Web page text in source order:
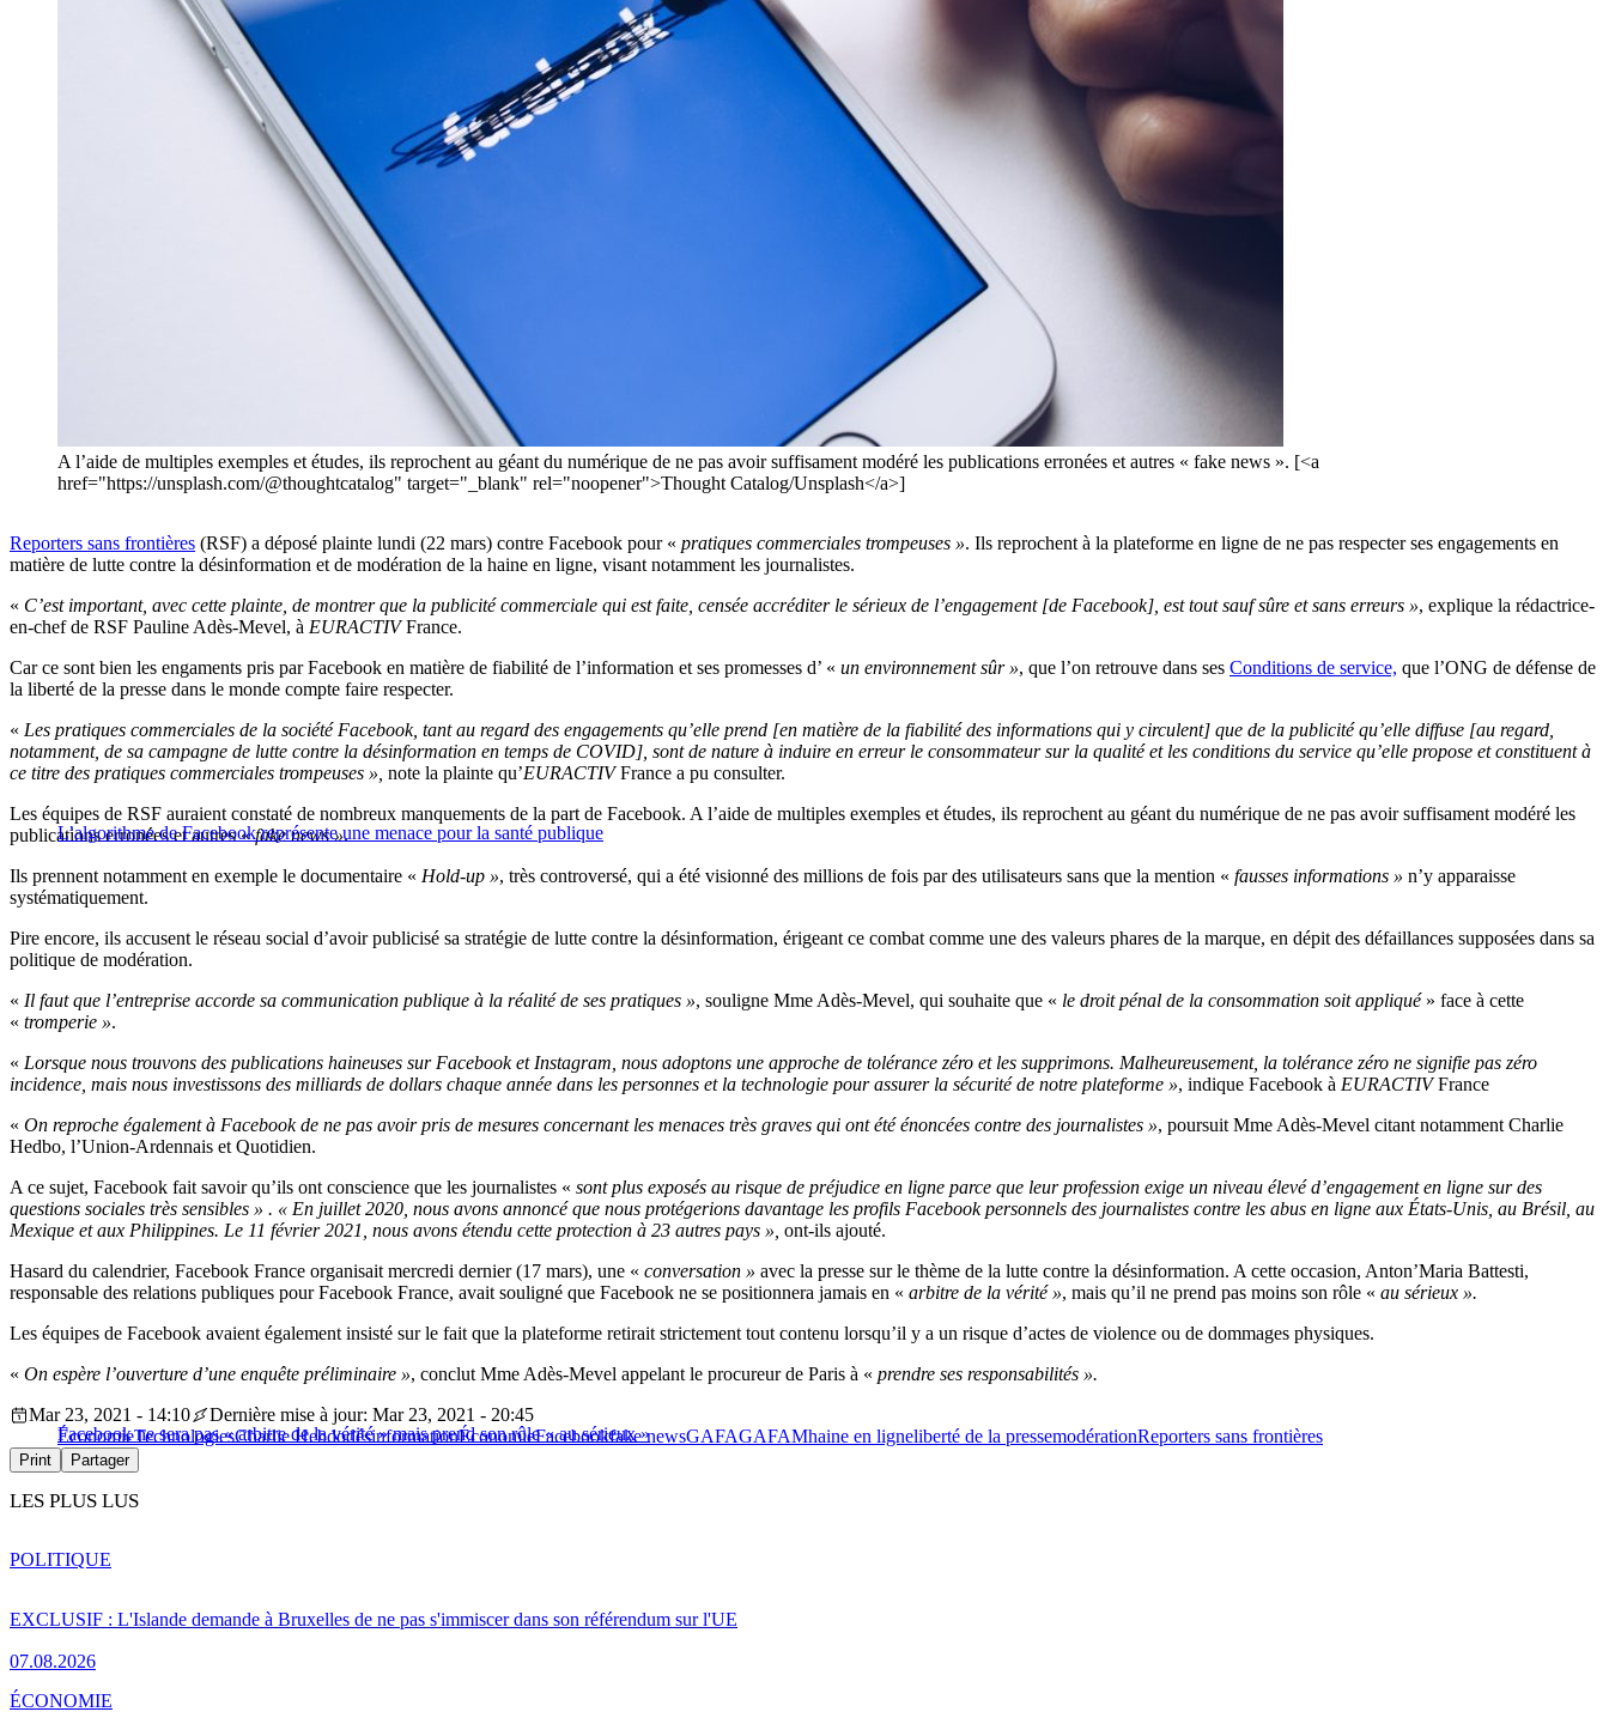
A l’aide de multiples exemples et études, ils reprochent au géant du numérique de ne pas avoir suffisament modéré les publications erronées et autres « fake news ». [<a
href="https://unsplash.com/@thoughtcatalog" target="_blank" rel="noopener">Thought Catalog/Unsplash</a>]
Reporters sans frontières (RSF) a déposé plainte lundi (22 mars) contre Facebook pour « pratiques commerciales trompeuses ». Ils reprochent à la plateforme en ligne de ne pas respecter ses engagements en
matière de lutte contre la désinformation et de modération de la haine en ligne, visant notamment les journalistes.
« C’est important, avec cette plainte, de montrer que la publicité commerciale qui est faite, censée accréditer le sérieux de l’engagement [de Facebook], est tout sauf sûre et sans erreurs », explique la rédactrice-
en-chef de RSF Pauline Adès-Mevel, à EURACTIVFrance.
Car ce sont bien les engaments pris par Facebook en matière de fiabilité de l’information et ses promesses d’ « un environnement sûr », que l’on retrouve dans ses Conditions de service, que l’ONG de défense de
la liberté de la presse dans le monde compte faire respecter.
« Les pratiques commerciales de la société Facebook, tant au regard des engagements qu’elle prend [en matière de la fiabilité des informations qui y circulent] que de la publicité qu’elle diffuse [au regard,
notamment, de sa campagne de lutte contre la désinformation en temps de COVID], sont de nature à induire en erreur le consommateur sur la qualité et les conditions du service qu’elle propose et constituent à
ce titre des pratiques commerciales trompeuses », note la plainte qu’EURACTIVFrance a pu consulter.
L’algorithme de Facebook représente une menace pour la santé publique
Les équipes de RSF auraient constaté de nombreux manquements de la part de Facebook. A l’aide de multiples exemples et études, ils reprochent au géant du numérique de ne pas avoir suffisament modéré les
publications erronées et autres «fake news ».
Ils prennent notamment en exemple le documentaire « Hold-up », très controversé, qui a été visionné des millions de fois par des utilisateurs sans que la mention « fausses informations » n’y apparaisse
systématiquement.
Pire encore, ils accusent le réseau social d’avoir publicisé sa stratégie de lutte contre la désinformation, érigeant ce combat comme une des valeurs phares de la marque, en dépit des défaillances supposées dans sa
politique de modération.
« Il faut que l’entreprise accorde sa communication publique à la réalité de ses pratiques », souligne Mme Adès-Mevel, qui souhaite que « le droit pénal de la consommation soit appliqué» face à cette
« tromperie ».
« Lorsque nous trouvons des publications haineuses sur Facebook et Instagram, nous adoptons une approche de tolérance zéro et les supprimons. Malheureusement, la tolérance zéro ne signifie pas zéro
incidence, mais nous investissons des milliards de dollars chaque année dans les personnes et la technologie pour assurer la sécurité de notre plateforme », indique Facebook à EURACTIVFrance
« On reproche également à Facebook de ne pas avoir pris de mesures concernant les menaces très graves qui ont été énoncées contre des journalistes », poursuit Mme Adès-Mevel citant notamment Charlie
Hedbo, l’Union-Ardennais et Quotidien.
A ce sujet, Facebook fait savoir qu’ils ont conscience que les journalistes « sont plus exposés au risque de préjudice en ligne parce que leur profession exige un niveau élevé d’engagement en ligne sur des
questions sociales très sensibles » . « En juillet 2020, nous avons annoncé que nous protégerions davantage les profils Facebook personnels des journalistes contre les abus en ligne aux États-Unis, au Brésil, au
Mexique et aux Philippines. Le 11 février 2021, nous avons étendu cette protection à 23 autres pays », ont-ils ajouté.
Hasard du calendrier, Facebook France organisait mercredi dernier (17 mars), une « conversation » avec la presse sur le thème de la lutte contre la désinformation. A cette occasion, Anton’Maria Battesti,
responsable des relations publiques pour Facebook France, avait souligné que Facebook ne se positionnera jamais en « arbitre de la vérité », mais qu’il ne prend pas moins son rôle « au sérieux ».
Les équipes de Facebook avaient également insisté sur le fait que la plateforme retirait strictement tout contenu lorsqu’il y a un risque d’actes de violence ou de dommages physiques.
« On espère l’ouverture d’une enquête préliminaire », conclut Mme Adès-Mevel appelant le procureur de Paris à « prendre ses responsabilités ».
Facebook ne sera pas « arbitre de la vérité » mais prend son rôle « au sérieux »
Mar 23, 2021 - 14:10
Dernière mise à jour: Mar 23, 2021 - 20:45
ÉconomieTechnologiesCharlie HebdodésinformationÉconomieFacebookfake newsGAFAGAFAMhaine en ligneliberté de la pressemodérationReporters sans frontières
Print Partager
LES PLUS LUS
EXCLUSIF : L'Islande demande à Bruxelles de ne pas s'immiscer dans son référendum sur l'UE
07.08.2026
POLITIQUE
ÉCONOMIE